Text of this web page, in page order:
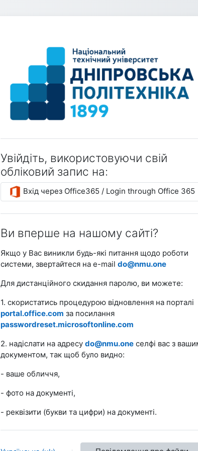
Увійти до
Увійдіть, використовуючи свій
обліковий запис на:
Вхід через Office365 / Login through Office 365
Ви вперше на нашому сайті?
Якщо у Вас виникли будь-які питання щодо роботи
системи, звертайтеся на e-mail ‪do@nmu.one
Для дистанційного скидання паролю, ви можете:
1. скористатись процедурою відновлення на порталі
‪portal.office.com за посилання
passwordreset.microsoftonline.com
2. надіслати на адресу ‪do@nmu.one селфі вас з
документом, так щоб було видно:
- ваше обличчя,
- фото на документі,
- реквізити (букви та цифри) на документі.